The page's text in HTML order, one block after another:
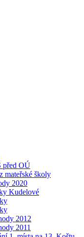
před OÚ
mateřské školy
2020
Kudelové
2012
2011